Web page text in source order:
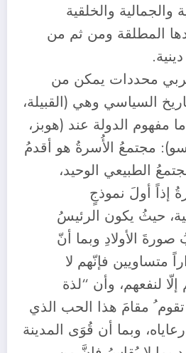
والجمالية والخلقية
المطلقة ومن ثم من
محددات يمكن من
السياسي وهي (القبيلة،
مفهوم الدولة عند (هوبز،
مجتمعُ الأُسرةُ هو أقدمُ
الطبيعي الوحيد،
إذاً أولَ نموذجٍ
حيثُ يكون الرئيسُ
الأولادِ وبما أنّ
متساويين فإنّهم لا
لنفعهم، وأن “لذة
تقوم ُ مقامَ هذا الحب الذي
وبما أن قُوَى المدينة